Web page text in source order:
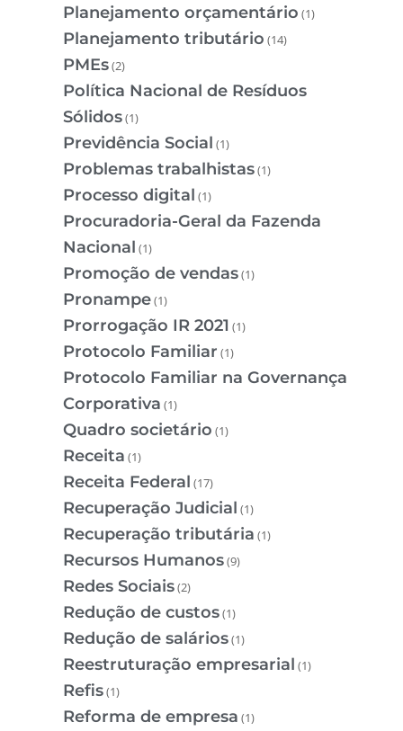
Planejamento orçamentário (1)
Planejamento tributário (14)
PMEs(2)
Política Nacional de Resíduos
Sólidos(1)
Previdência Social (1)
Problemas trabalhistas(1)
Processo digital (1)
Procuradoria-Geral da Fazenda
Nacional (1)
Promoção de vendas(1)
Pronampe(1)
Prorrogação IR 2021 (1)
Protocolo Familiar (1)
Protocolo Familiar na Governança
Corporativa (1)
Quadro societário (1)
Receita (1)
Receita Federal (17)
Recuperação Judicial (1)
Recuperação tributária (1)
Recursos Humanos(9)
Redes Sociais(2)
Redução de custos(1)
Redução de salários(1)
Reestruturação empresarial (1)
Refis(1)
Reforma de empresa (1)